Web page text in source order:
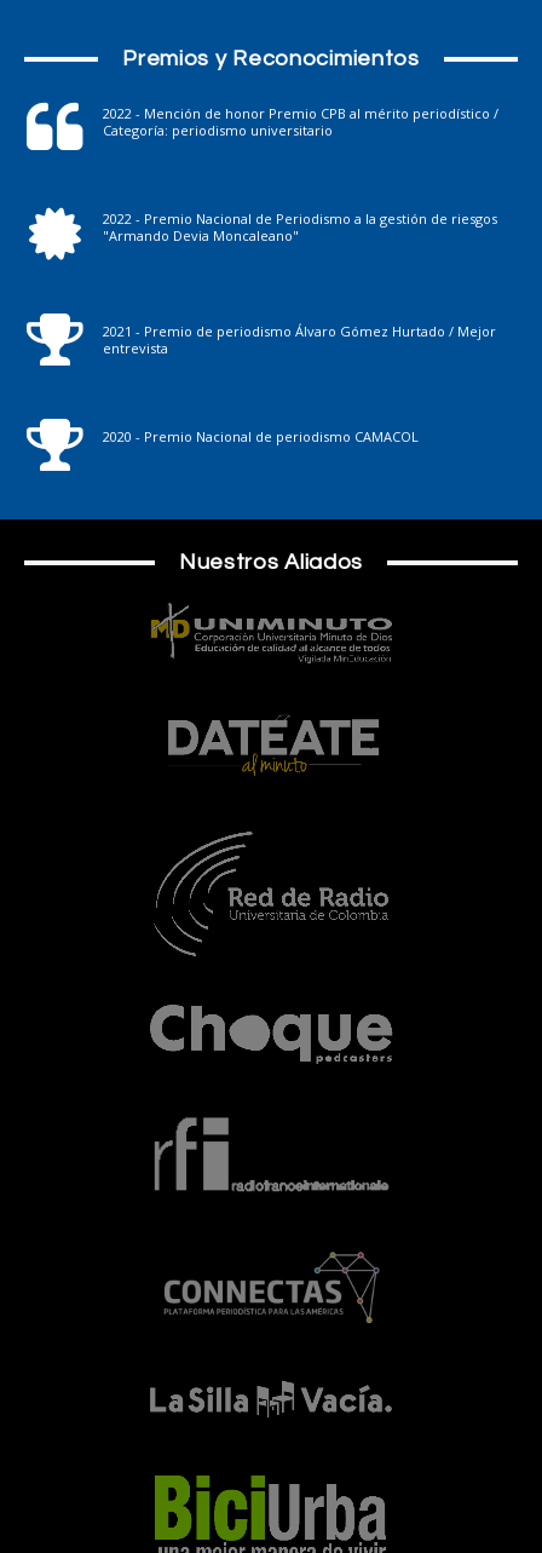
Premios y Reconocimientos
2022 - Mención de honor Premio CPB al mérito periodístico /
Categoría: periodismo universitario
2022 - Premio Nacional de Periodismo a la gestión de riesgos
"Armando Devia Moncaleano"
2021 - Premio de periodismo Álvaro Gómez Hurtado / Mejor
entrevista
2020 - Premio Nacional de periodismo CAMACOL
Nuestros Aliados